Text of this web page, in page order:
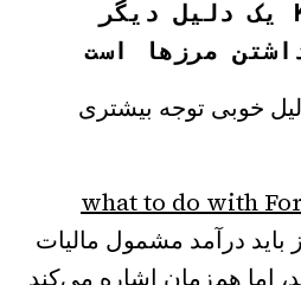
سردرگمی 1099-K یک دلیل دیگر
مرزها است
خوبی توجه بیشتری
what to do with
باید درآمد مشمول مالیات
اما هم‌زمان اشاره می‌کند